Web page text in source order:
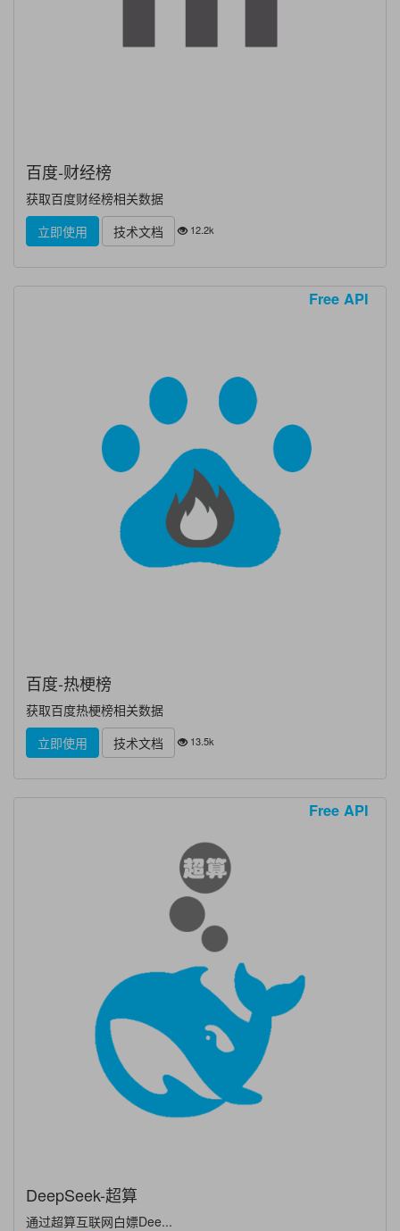
百度-财经榜
获取百度财经榜相关数据
立即使用
技术文档 12.2k
Free API
百度-热梗榜
获取百度热梗榜相关数据
立即使用
技术文档 13.5k
Free API
DeepSeek-超算
通过超算互联网白嫖Dee...